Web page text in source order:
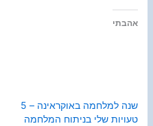
אהבתי
שנה למלחמה באוקראינה – 5
טעויות שלי בניתוח המלחמה